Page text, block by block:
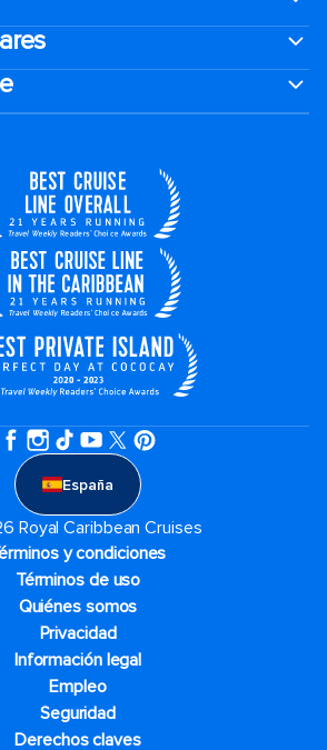
España
Royal Caribbean Cruises
y condiciones
Términos de uso
Quiénes somos
Privacidad
Información legal
Empleo
Seguridad
Derechos claves